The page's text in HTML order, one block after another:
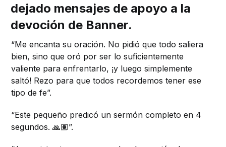
dejado mensajes de apoyo a la
devoción de Banner.
“Me encanta su oración. No pidió que todo saliera
bien, sino que oró por ser lo suficientemente
valiente para enfrentarlo, ¡y luego simplemente
saltó! Rezo para que todos recordemos tener ese
tipo de fe”.
“Este pequeño predicó un sermón completo en 4
segundos. 🙏🏽”.